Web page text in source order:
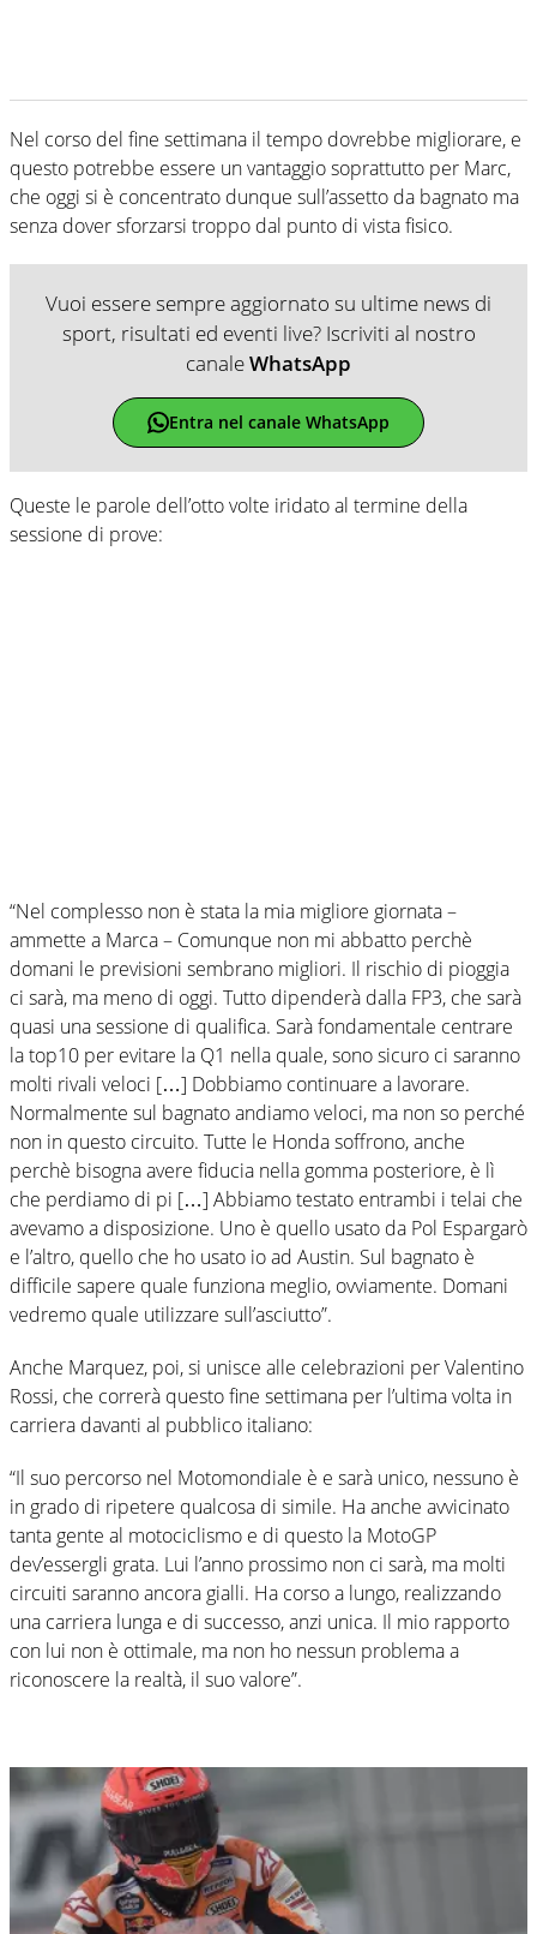
Nel corso del fine settimana il tempo dovrebbe migliorare, e
questo potrebbe essere un vantaggio soprattutto per Marc,
che oggi si è concentrato dunque sull’assetto da bagnato ma
senza dover sforzarsi troppo dal punto di vista fisico.
Vuoi essere sempre aggiornato su ultime news di
sport, risultati ed eventi live? Iscriviti al nostro
canaleWhatsApp
Entra nel canale WhatsApp
Queste le parole dell’otto volte iridato al termine della
sessione di prove:
“Nel complesso non è stata la mia migliore giornata –
ammette a Marca – Comunque non mi abbatto perchè
domani le previsioni sembrano migliori. Il rischio di pioggia
ci sarà, ma meno di oggi. Tutto dipenderà dalla FP3, che sarà
quasi una sessione di qualifica. Sarà fondamentale centrare
la top10 per evitare la Q1 nella quale, sono sicuro ci saranno
molti rivali veloci […] Dobbiamo continuare a lavorare.
Normalmente sul bagnato andiamo veloci, ma non so perché
non in questo circuito. Tutte le Honda soffrono, anche
perchè bisogna avere fiducia nella gomma posteriore, è lì
che perdiamo di pi […] Abbiamo testato entrambi i telai che
avevamo a disposizione. Uno è quello usato da Pol Espargarò
e l’altro, quello che ho usato io ad Austin. Sul bagnato è
difficile sapere quale funziona meglio, ovviamente. Domani
vedremo quale utilizzare sull’asciutto”.
Anche Marquez, poi, si unisce alle celebrazioni per Valentino
Rossi, che correrà questo fine settimana per l’ultima volta in
carriera davanti al pubblico italiano:
“Il suo percorso nel Motomondiale è e sarà unico, nessuno è
in grado di ripetere qualcosa di simile. Ha anche avvicinato
tanta gente al motociclismo e di questo la MotoGP
dev’essergli grata. Lui l’anno prossimo non ci sarà, ma molti
circuiti saranno ancora gialli. Ha corso a lungo, realizzando
una carriera lunga e di successo, anzi unica. Il mio rapporto
con lui non è ottimale, ma non ho nessun problema a
riconoscere la realtà, il suo valore”.